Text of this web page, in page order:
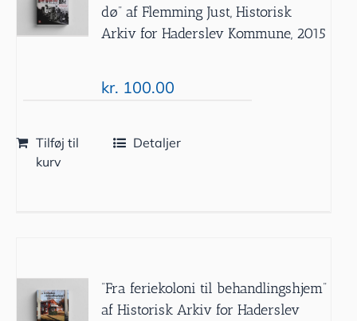
dø” af Flemming Just, Historisk
Arkiv for Haderslev Kommune, 2015
kr. 100.00
Tilføj til
kurv
Detaljer
”Fra feriekoloni til behandlingshjem”
af Historisk Arkiv for Haderslev